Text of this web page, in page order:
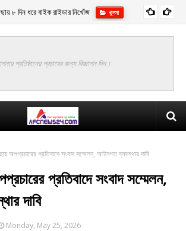
৮ দিন ধরে বাইক রাইডার নিখোঁজ খুলনা
প্রতিষ্ঠানের প্রচারের জন্য বিজ্ঞাপন দিন।
অপপ্রচারের প্রতিবাদে সংবাদ সম্মেলন, আইনগত ব্যবস্থার দাবি
প্রতিবাদে সংবাদ সম্মেলন,
দাবি
Monday, May 25, 2026